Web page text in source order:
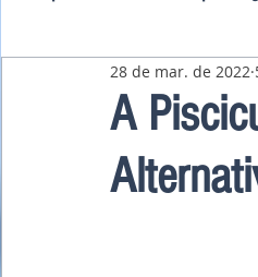
Pavilhão Latino-Americano
A
28 de mar. de 2022